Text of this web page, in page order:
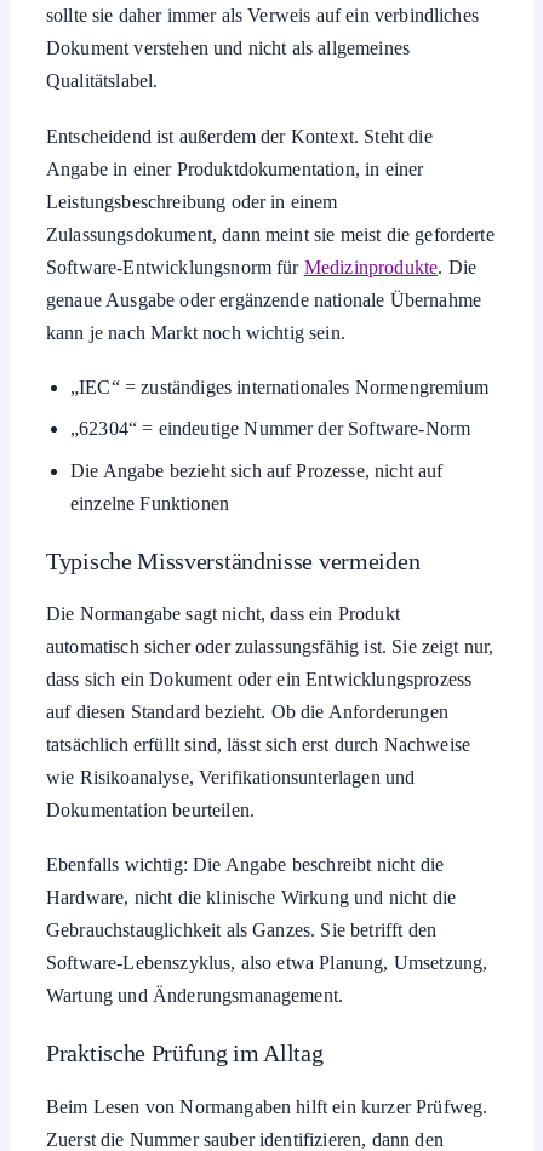
sollte sie daher immer als Verweis auf ein verbindliches
Dokument verstehen und nicht als allgemeines
Qualitätslabel.
Entscheidend ist außerdem der Kontext. Steht die
Angabe in einer Produktdokumentation, in einer
Leistungsbeschreibung oder in einem
Zulassungsdokument, dann meint sie meist die geforderte
Software-Entwicklungsnorm für Medizinprodukte. Die
genaue Ausgabe oder ergänzende nationale Übernahme
kann je nach Markt noch wichtig sein.
„IEC“ = zuständiges internationales Normengremium
„62304“ = eindeutige Nummer der Software-Norm
Die Angabe bezieht sich auf Prozesse, nicht auf
einzelne Funktionen
Typische Missverständnisse vermeiden
Die Normangabe sagt nicht, dass ein Produkt
automatisch sicher oder zulassungsfähig ist. Sie zeigt nur,
dass sich ein Dokument oder ein Entwicklungsprozess
auf diesen Standard bezieht. Ob die Anforderungen
tatsächlich erfüllt sind, lässt sich erst durch Nachweise
wie Risikoanalyse, Verifikationsunterlagen und
Dokumentation beurteilen.
Ebenfalls wichtig: Die Angabe beschreibt nicht die
Hardware, nicht die klinische Wirkung und nicht die
Gebrauchstauglichkeit als Ganzes. Sie betrifft den
Software-Lebenszyklus, also etwa Planung, Umsetzung,
Wartung und Änderungsmanagement.
Praktische Prüfung im Alltag
Beim Lesen von Normangaben hilft ein kurzer Prüfweg.
Zuerst die Nummer sauber identifizieren, dann den